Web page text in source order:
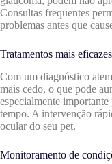
Consultas frequentes
problemas antes que
Tratamentos mais eficazes
Com um diagnóstico
mais cedo, o que pode
especialmente
tempo. A intervenção
ocular do seu pet.
Monitoramento de